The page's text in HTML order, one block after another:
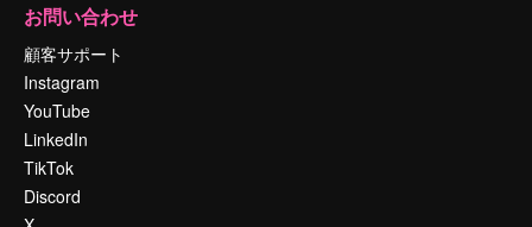
お問い合わせ
顧客サポート
Instagram
YouTube
LinkedIn
TikTok
Discord